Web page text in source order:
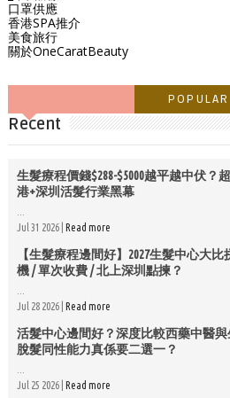
口罩供應
香港SPA推介
美食旅行
關於OneCaratBeauty
POPULAR
Recent
生髮療程價錢$288-$5000越平越中伏？
港+深圳活髮行業黑幕
Jul 31 2026 | Read more
【生髮療程邊間好】2027生髮中心大
機 / 單次收費 / 北上深圳點揀？
Jul 28 2026 | Read more
活髮中心邊間好？深度比較西藥中醫與
脫髮同性能力真係要二選一？
Jul 25 2026 | Read more